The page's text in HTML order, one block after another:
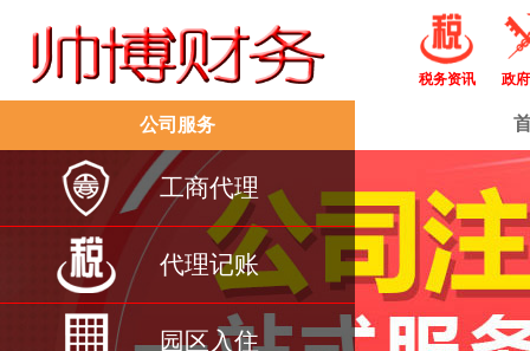
税务资讯 政
公司服务
工商代理
代理记账
园区入住